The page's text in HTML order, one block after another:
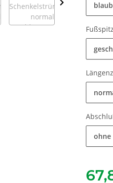
ohne